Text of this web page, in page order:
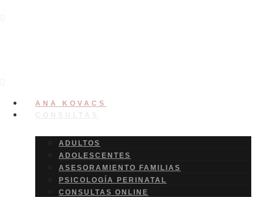
ANA KOVACS
ADULTOS
ADOLESCENTES
ASESORAMIENTO FAMILIAS
PSICOLOGÍA PERINATAL
CONSULTAS ONLINE